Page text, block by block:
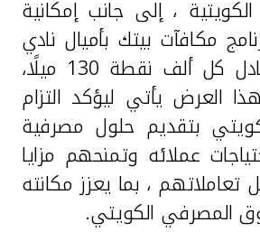
، إلى جانب إمكانية
مكافآت بيتك بأميال نادي
الواحة، حيث تعادل كل ألف نقطة 130 ميلًا،
العرض يأتي ليؤكد التزام
بتقديم حلول مصرفية
عملائه وتمنحهم مزايا
تعاملاتهم ، بما يعزز مكانته
المصرفي الكويتي.